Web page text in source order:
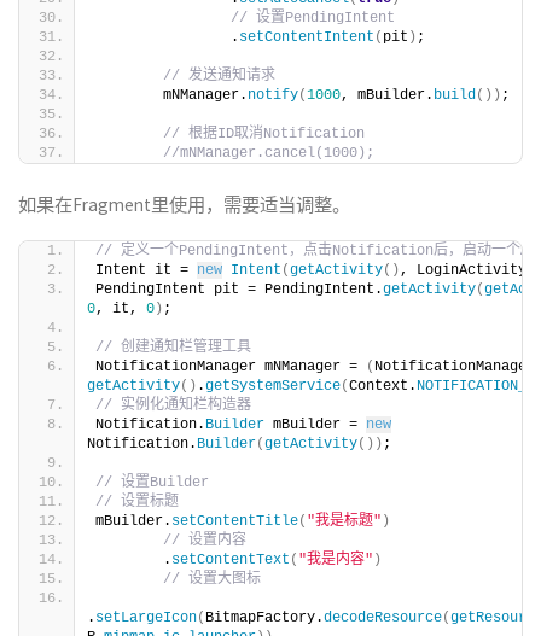
// 设置PendingIntent
                .
setContentIntent ( pit ) ;
// 发送通知请求
        mNManager.
notify(1000, mBuilder. build()) ;
// 根据ID取消Notification
//mNManager.cancel(1000);
如果在Fragment里使用，需要适当调整。
// 定义一个PendingIntent，点击Notification后，启动一个
Intent it = new Intent (getActivity() , LoginActivity.
PendingIntent pit = PendingIntent.getActivity(
0, it, 0) ;
// 创建通知栏管理工具
NotificationManager mNManager =
( NotificationManager
getActivity() .getSystemService(Context.
// 实例化通知栏构造器
Notification. Builder mBuilder = new
Notification. Builder(getActivity()) ;
// 设置Builder
// 设置标题
mBuilder. setContentTitle( "我是标题" )
// 设置内容
        .
setContentText ( "我是内容" )
// 设置大图标
. setLargeIcon( BitmapFactory.decodeResource(